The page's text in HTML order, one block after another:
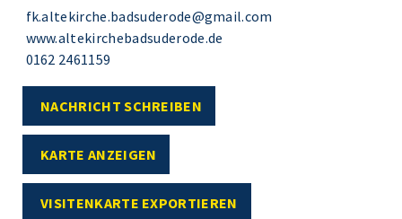
fk.altekirche.badsuderode@gmail.com
www.altekirchebadsuderode.de
0162 2461159
NACHRICHT SCHREIBEN
KARTE ANZEIGEN
VISITENKARTE EXPORTIEREN